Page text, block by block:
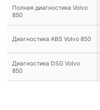
Полная диагностика Volvo
850
Диагностика ABS Volvo 850
Диагностика DSG Volvo
850